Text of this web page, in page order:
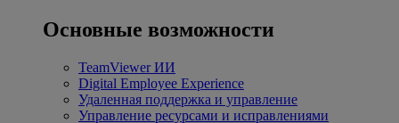
Основные возможности
TeamViewer ИИ
Digital Employee Experience
Удаленная поддержка и управление
Управление ресурсами и исправлениями